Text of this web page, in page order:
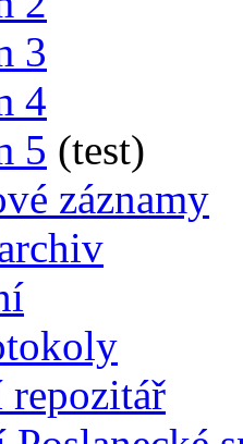
3
4
5 (test)
záznamy